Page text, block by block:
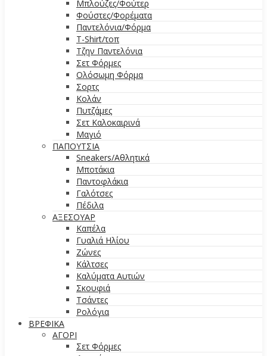
Μπλούζες/Φούτερ
Φούστες/Φορέματα
Παντελόνια/Φόρμα
T-Shirt/τοπ
Τζην Παντελόνια
Σετ Φόρμες
Ολόσωμη Φόρμα
Σορτς
Κολάν
Πυτζάμες
Σετ Καλοκαιρινά
Μαγιό
ΠΑΠΟΥΤΣΙΑ
Sneakers/Αθλητικά
Μποτάκια
Παντοφλάκια
Γαλότσες
Πέδιλα
ΑΞΕΣΟΥΑΡ
Καπέλα
Γυαλιά Ηλίου
Ζώνες
Κάλτσες
Καλύματα Αυτιών
Σκουφιά
Τσάντες
Ρολόγια
ΒΡΕΦΙΚΑ
ΑΓΟΡΙ
Σετ Φόρμες